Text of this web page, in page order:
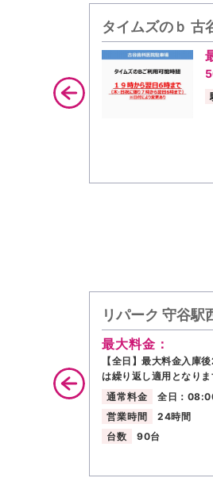
タイムズのｂ 古
リパーク 守谷駅
最大料金：
【全日】最大料金入庫
は繰り返し適用となりま
通常料金
全日：
営業時間
24時間
台数
90台